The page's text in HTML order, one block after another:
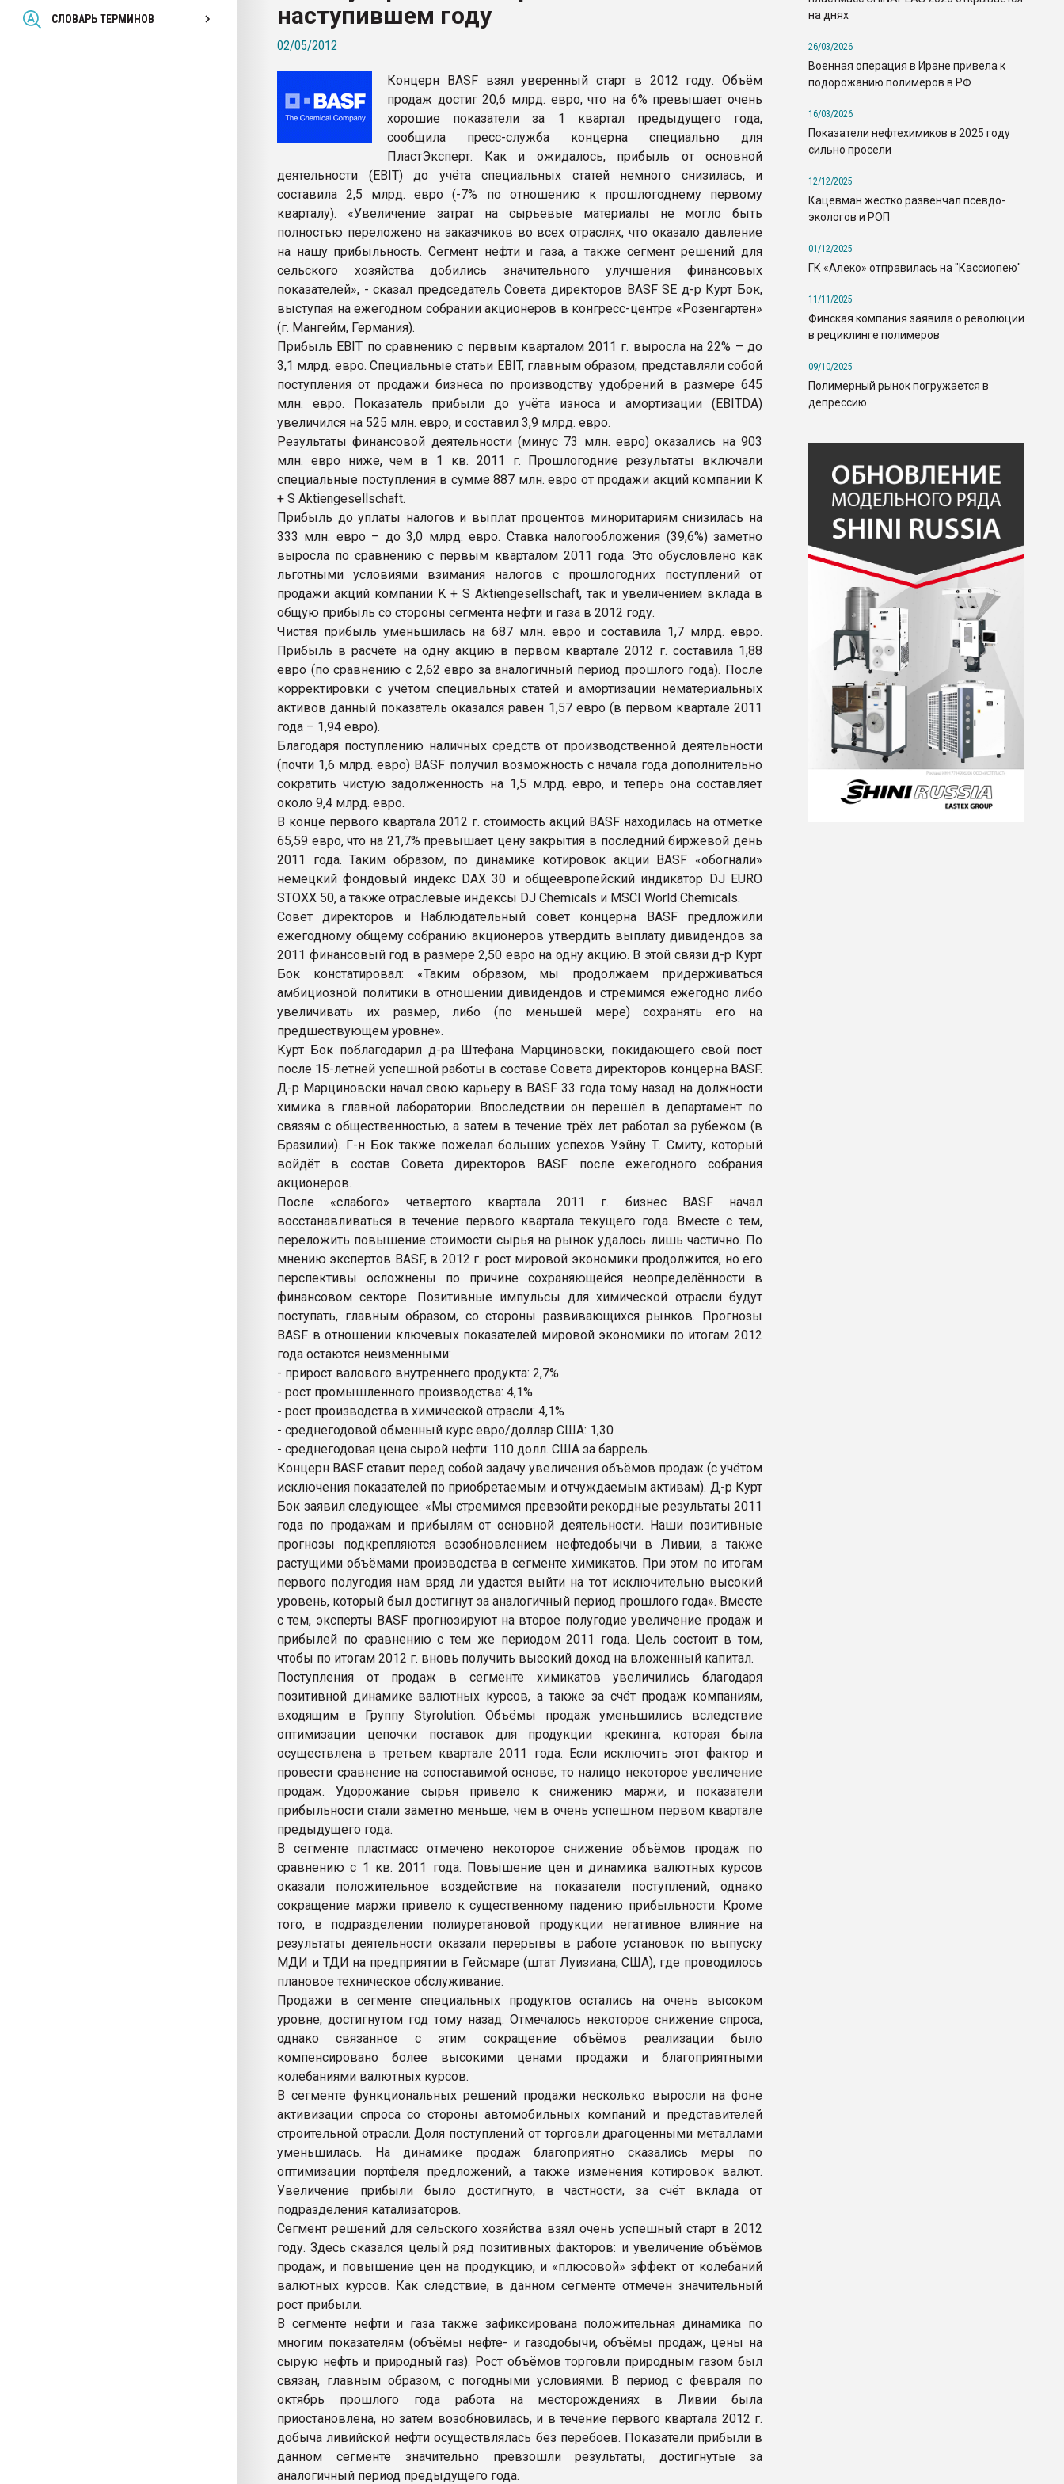
СЛОВАРЬ ТЕРМИНОВ
Всё, что касается выдува ПЭТ
бутылок
ПЕРЕЙТИ НА ФОРУМ
наступившем году
02/05/2012
Концерн BASF взял уверенный старт в 2012 году. Объём
продаж достиг 20,6 млрд. евро, что на 6% превышает очень
хорошие показатели за 1 квартал предыдущего года,
сообщила пресс-служба концерна специально для
ПластЭксперт. Как и ожидалось, прибыль от основной
деятельности (EBIT) до учёта специальных статей немного снизилась, и
составила 2,5 млрд. евро (-7% по отношению к прошлогоднему первому
кварталу). «Увеличение затрат на сырьевые материалы не могло быть
полностью переложено на заказчиков во всех отраслях, что оказало давление
на нашу прибыльность. Сегмент нефти и газа, а также сегмент решений для
сельского хозяйства добились значительного улучшения финансовых
показателей», - сказал председатель Совета директоров BASF SE д-р Курт Бок,
выступая на ежегодном собрании акционеров в конгресс-центре «Розенгартен»
(г. Мангейм, Германия).
Прибыль EBIT по сравнению с первым кварталом 2011 г. выросла на 22% – до
3,1 млрд. евро. Специальные статьи EBIT, главным образом, представляли собой
поступления от продажи бизнеса по производству удобрений в размере 645
млн. евро. Показатель прибыли до учёта износа и амортизации (EBITDA)
увеличился на 525 млн. евро, и составил 3,9 млрд. евро.
Результаты финансовой деятельности (минус 73 млн. евро) оказались на 903
млн. евро ниже, чем в 1 кв. 2011 г. Прошлогодние результаты включали
специальные поступления в сумме 887 млн. евро от продажи акций компании K
+ S Aktiengesellschaft.
Прибыль до уплаты налогов и выплат процентов миноритариям снизилась на
333 млн. евро – до 3,0 млрд. евро. Ставка налогообложения (39,6%) заметно
выросла по сравнению с первым кварталом 2011 года. Это обусловлено как
льготными условиями взимания налогов с прошлогодних поступлений от
продажи акций компании K + S Aktiengesellschaft, так и увеличением вклада в
общую прибыль со стороны сегмента нефти и газа в 2012 году.
Чистая прибыль уменьшилась на 687 млн. евро и составила 1,7 млрд. евро.
Прибыль в расчёте на одну акцию в первом квартале 2012 г. составила 1,88
евро (по сравнению с 2,62 евро за аналогичный период прошлого года). После
корректировки с учётом специальных статей и амортизации нематериальных
активов данный показатель оказался равен 1,57 евро (в первом квартале 2011
года – 1,94 евро).
Благодаря поступлению наличных средств от производственной деятельности
(почти 1,6 млрд. евро) BASF получил возможность с начала года дополнительно
сократить чистую задолженность на 1,5 млрд. евро, и теперь она составляет
около 9,4 млрд. евро.
В конце первого квартала 2012 г. стоимость акций BASF находилась на отметке
65,59 евро, что на 21,7% превышает цену закрытия в последний биржевой день
2011 года. Таким образом, по динамике котировок акции BASF «обогнали»
немецкий фондовый индекс DAX 30 и общеевропейский индикатор DJ EURO
STOXX 50, а также отраслевые индексы DJ Chemicals и MSCI World Chemicals.
Совет директоров и Наблюдательный совет концерна BASF предложили
ежегодному общему собранию акционеров утвердить выплату дивидендов за
2011 финансовый год в размере 2,50 евро на одну акцию. В этой связи д-р Курт
Бок констатировал: «Таким образом, мы продолжаем придерживаться
амбициозной политики в отношении дивидендов и стремимся ежегодно либо
увеличивать их размер, либо (по меньшей мере) сохранять его на
предшествующем уровне».
Курт Бок поблагодарил д-ра Штефана Марциновски, покидающего свой пост
после 15-летней успешной работы в составе Совета директоров концерна BASF.
Д-р Марциновски начал свою карьеру в BASF 33 года тому назад на должности
химика в главной лаборатории. Впоследствии он перешёл в департамент по
связям с общественностью, а затем в течение трёх лет работал за рубежом (в
Бразилии). Г-н Бок также пожелал больших успехов Уэйну Т. Смиту, который
войдёт в состав Совета директоров BASF после ежегодного собрания
акционеров.
После «слабого» четвертого квартала 2011 г. бизнес BASF начал
восстанавливаться в течение первого квартала текущего года. Вместе с тем,
переложить повышение стоимости сырья на рынок удалось лишь частично. По
мнению экспертов BASF, в 2012 г. рост мировой экономики продолжится, но его
перспективы осложнены по причине сохраняющейся неопределённости в
финансовом секторе. Позитивные импульсы для химической отрасли будут
поступать, главным образом, со стороны развивающихся рынков. Прогнозы
BASF в отношении ключевых показателей мировой экономики по итогам 2012
года остаются неизменными:
- прирост валового внутреннего продукта: 2,7%
- рост промышленного производства: 4,1%
- рост производства в химической отрасли: 4,1%
- среднегодовой обменный курс евро/доллар США: 1,30
- среднегодовая цена сырой нефти: 110 долл. США за баррель.
Концерн BASF ставит перед собой задачу увеличения объёмов продаж (с учётом
исключения показателей по приобретаемым и отчуждаемым активам). Д-р Курт
Бок заявил следующее: «Мы стремимся превзойти рекордные результаты 2011
года по продажам и прибылям от основной деятельности. Наши позитивные
прогнозы подкрепляются возобновлением нефтедобычи в Ливии, а также
растущими объёмами производства в сегменте химикатов. При этом по итогам
первого полугодия нам вряд ли удастся выйти на тот исключительно высокий
уровень, который был достигнут за аналогичный период прошлого года». Вместе
с тем, эксперты BASF прогнозируют на второе полугодие увеличение продаж и
прибылей по сравнению с тем же периодом 2011 года. Цель состоит в том,
чтобы по итогам 2012 г. вновь получить высокий доход на вложенный капитал.
Поступления от продаж в сегменте химикатов увеличились благодаря
позитивной динамике валютных курсов, а также за счёт продаж компаниям,
входящим в Группу Styrolution. Объёмы продаж уменьшились вследствие
оптимизации цепочки поставок для продукции крекинга, которая была
осуществлена в третьем квартале 2011 года. Если исключить этот фактор и
провести сравнение на сопоставимой основе, то налицо некоторое увеличение
продаж. Удорожание сырья привело к снижению маржи, и показатели
прибыльности стали заметно меньше, чем в очень успешном первом квартале
предыдущего года.
В сегменте пластмасс отмечено некоторое снижение объёмов продаж по
сравнению с 1 кв. 2011 года. Повышение цен и динамика валютных курсов
оказали положительное воздействие на показатели поступлений, однако
сокращение маржи привело к существенному падению прибыльности. Кроме
того, в подразделении полиуретановой продукции негативное влияние на
результаты деятельности оказали перерывы в работе установок по выпуску
МДИ и ТДИ на предприятии в Гейсмаре (штат Луизиана, США), где проводилось
плановое техническое обслуживание.
Продажи в сегменте специальных продуктов остались на очень высоком
уровне, достигнутом год тому назад. Отмечалось некоторое снижение спроса,
однако связанное с этим сокращение объёмов реализации было
компенсировано более высокими ценами продажи и благоприятными
колебаниями валютных курсов.
В сегменте функциональных решений продажи несколько выросли на фоне
активизации спроса со стороны автомобильных компаний и представителей
строительной отрасли. Доля поступлений от торговли драгоценными металлами
уменьшилась. На динамике продаж благоприятно сказались меры по
оптимизации портфеля предложений, а также изменения котировок валют.
Увеличение прибыли было достигнуто, в частности, за счёт вклада от
подразделения катализаторов.
Сегмент решений для сельского хозяйства взял очень успешный старт в 2012
году. Здесь сказался целый ряд позитивных факторов: и увеличение объёмов
продаж, и повышение цен на продукцию, и «плюсовой» эффект от колебаний
валютных курсов. Как следствие, в данном сегменте отмечен значительный
рост прибыли.
В сегменте нефти и газа также зафиксирована положительная динамика по
многим показателям (объёмы нефте- и газодобычи, объёмы продаж, цены на
сырую нефть и природный газ). Рост объёмов торговли природным газом был
связан, главным образом, с погодными условиями. В период с февраля по
октябрь прошлого года работа на месторождениях в Ливии была
приостановлена, но затем возобновилась, и в течение первого квартала 2012 г.
добыча ливийской нефти осуществлялась без перебоев. Показатели прибыли в
данном сегменте значительно превзошли результаты, достигнутые за
аналогичный период предыдущего года.
на днях
26/03/2026
Военная операция в Иране привела к
подорожанию полимеров в РФ
16/03/2026
Показатели нефтехимиков в 2025 году
сильно просели
12/12/2025
Кацевман жестко развенчал псевдо-
экологов и РОП
01/12/2025
ГК «Алеко» отправилась на "Кассиопею"
11/11/2025
Финская компания заявила о революции
в рециклинге полимеров
09/10/2025
Полимерный рынок погружается в
депрессию